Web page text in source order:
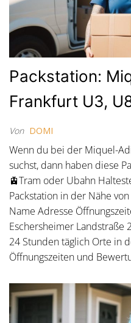
Packstation:
Frankfurt U3,
Von DOMI
Wenn du bei der Miquel-
suchst, dann haben diese
🚊Tram oder Ubahn
Packstation in der Nähe
Name Adresse
Eschersheimer Landstraße
24 Stunden täglich Orte in
Öffnungszeiten und